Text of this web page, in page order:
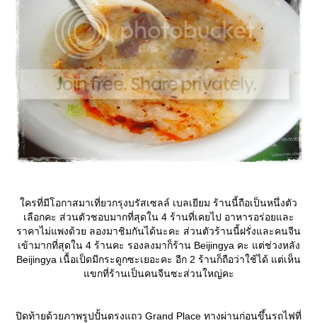
ครที่มีโอกาสมาเที่ยวกรุงบรัสเซลล์ เบลเยียม ร้านนี้ถือเป็นหนึ่งตัว
เลือกคะ ส่วนตัวชอบมากที่สุดใน 4 ร้านที่เคยไป อาหารอร่อยและ
ราคาไม่แพงด้วย ลองมาชิมกันได้นะคะ ส่วนตัวร้านนี้ฝรั่งและคนจีน
เข้ามากที่สุดใน 4 ร้านคะ รองลงมาก็ร้าน Beijingya คะ แต่ช่วงหลัง
Beijingya เนื้อเป็ดมีกระดูกซะเยอะคะ อีก 2 ร้านก็ถือว่าใช้ได้ แต่เห็น
ขกที่ร้านเป็นคนจีนซะส่วนใหญ่คะ
ปิดท้ายด้วยภาพรูปปั้นตรงแถว Grand Place ทางผ่านก่อนขึ้นรถไฟที่